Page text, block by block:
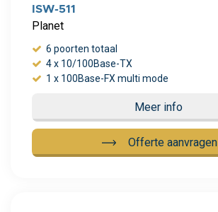
ISW-511
Planet
6 poorten totaal
4 x 10/100Base-TX
1 x 100Base-FX multi mode
Meer info
Offerte aanvragen